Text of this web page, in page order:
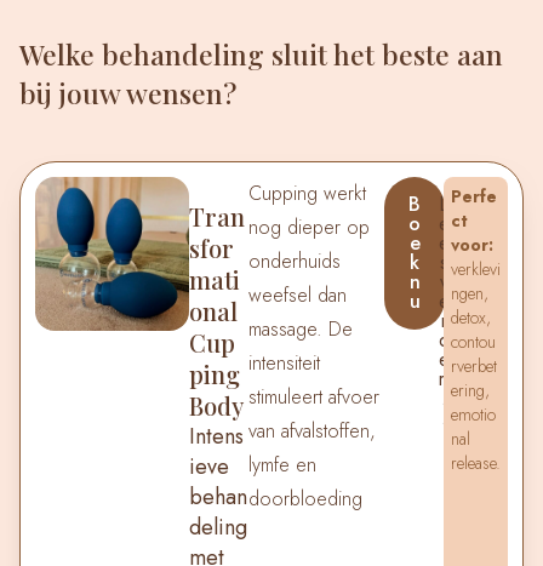
Welke behandeling sluit het beste aan
bij jouw wensen?​
Tran
sfor
mati
onal
Cup
ping
Body
Intens
ieve
behan
deling
met
Cupping werkt
nog dieper op
onderhuids
weefsel dan
massage. De
intensiteit
stimuleert afvoer
van afvalstoffen,
lymfe en
doorbloeding
B
o
e
k
n
u
L
e
e
s
v
e
r
d
e
r.
.
.
Perfe
ct
voor:
verklevi
ngen,
detox,
contou
rverbet
ering,
emotio
nal
release.